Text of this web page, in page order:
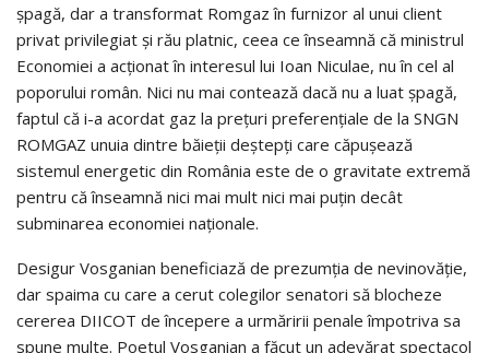
şpagă, dar a transformat Romgaz în furnizor al unui client
privat privilegiat şi rău platnic, ceea ce înseamnă că ministrul
Economiei a acţionat în interesul lui Ioan Niculae, nu în cel al
poporului român. Nici nu mai contează dacă nu a luat şpagă,
faptul că i-a acordat gaz la preţuri preferenţiale de la SNGN
ROMGAZ unuia dintre băieţii deştepţi care căpuşează
sistemul energetic din România este de o gravitate extremă
pentru că înseamnă nici mai mult nici mai puţin decât
subminarea economiei naţionale.
Desigur Vosganian beneficiază de prezumţia de nevinovăţie,
dar spaima cu care a cerut colegilor senatori să blocheze
cererea DIICOT de începere a urmăririi penale împotriva sa
spune multe. Poetul Vosganian a făcut un adevărat spectacol